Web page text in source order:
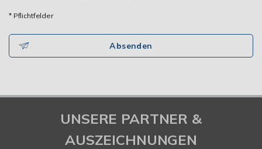
* Pflichtfelder
Absenden
UNSERE PARTNER &
AUSZEICHNUNGEN